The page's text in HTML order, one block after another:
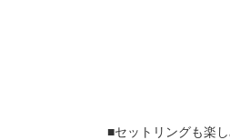
■セットリングも楽